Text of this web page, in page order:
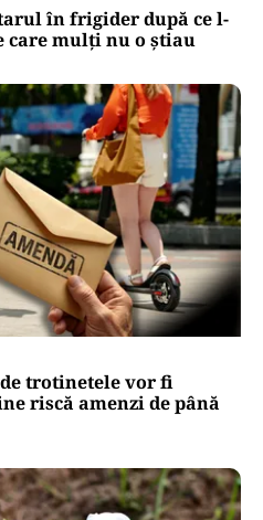
în frigider după ce l-
care mulți nu o știau
trotinetele vor fi
riscă amenzi de până